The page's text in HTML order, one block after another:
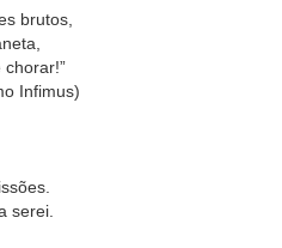
brutos,
Infimus)
serei.